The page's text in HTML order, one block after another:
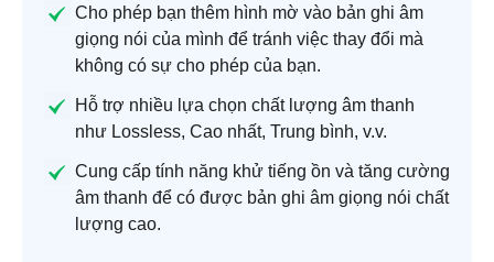
Cho phép bạn thêm hình mờ vào bản ghi âm
giọng nói của mình để tránh việc thay đổi mà
không có sự cho phép của bạn.
Hỗ trợ nhiều lựa chọn chất lượng âm thanh
như Lossless, Cao nhất, Trung bình, v.v.
Cung cấp tính năng khử tiếng ồn và tăng cường
âm thanh để có được bản ghi âm giọng nói chất
lượng cao.